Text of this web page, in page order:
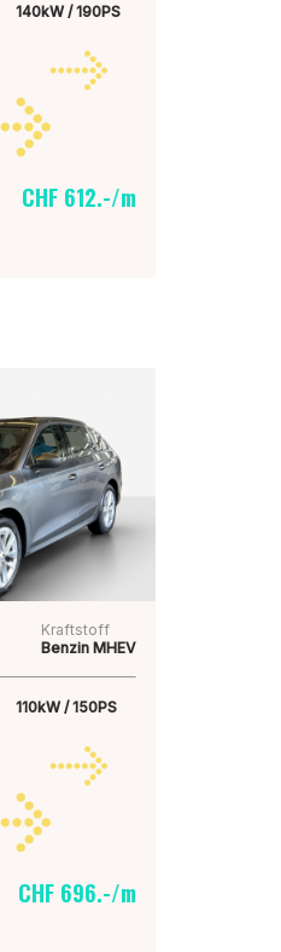
140kW / 190PS
CHF 612.-/m
Kraftstoff
Benzin MHEV
110kW / 150PS
CHF 696.-/m